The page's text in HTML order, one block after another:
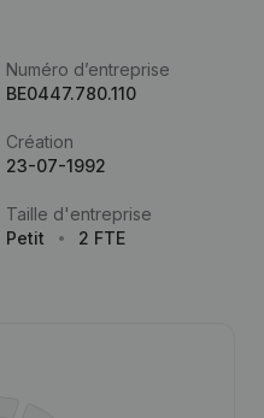
Numéro d’entreprise
BE0447.780.110
Création
23-07-1992
Taille d'entreprise
Petit
2 FTE